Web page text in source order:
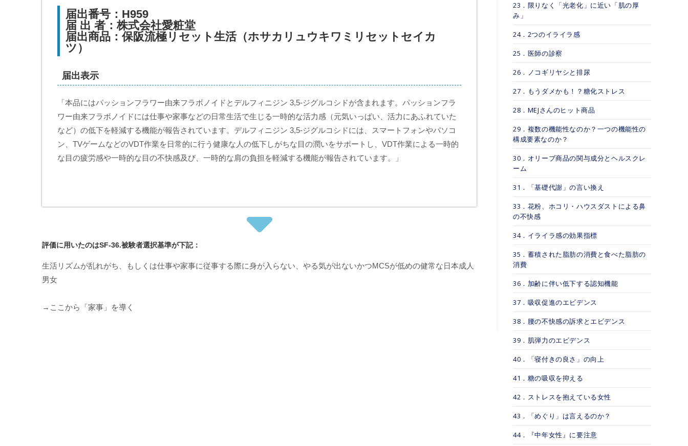
届出番号：H959
届 出 者：株式会社愛粧堂
届出商品：保阪流極リセット生活（ホサカリュウキワミリセットセイカ
ツ）
届出表示
「本品にはパッションフラワー由来フラボノイドとデルフィニジン 3,5-ジグルコシドが含まれます。パッションフラ
ワー由来フラボノイドには仕事や家事などの日常生活で生じる一時的な活力感（元気いっぱい、活力にあふれていた
など）の低下を軽減する機能が報告されています。デルフィニジン 3,5-ジグルコシドには、スマートフォンやパソコ
ン、TVゲームなどのVDT作業を日常的に行う健康な人の低下しがちな目の潤いをサポートし、VDT作業による一時的
な目の疲労感や一時的な目の不快感及び、一時的な肩の負担を軽減する機能が報告されています。」
評価に用いたのはSF-36.被験者選択基準が下記：
生活リズムが乱れがち、もしくは仕事や家事に従事する際に身が入らない、やる気が出ないかつMCSが低めの健常な日本成人
男女
→ここから「家事」を導く
23．限りなく「光老化」に近い「肌の厚
み」
24．2つのイライラ感
25．医師の診察
26．ノコギリヤシと排尿
27．もうダメかも！？糖化ストレス
28．MEJさんのヒット商品
29．複数の機能性なのか？一つの機能性の
構成要素なのか？
30．オリーブ商品の関与成分とヘルスクレ
ーム
31．「基礎代謝」の言い換え
33．花粉、ホコリ・ハウスダストによる鼻
の不快感
34．イライラ感の効果指標
35．蓄積された脂肪の消費と食べた脂肪の
消費
36．加齢に伴い低下する認知機能
37．吸収促進のエビデンス
38．腰の不快感の訴求とエビデンス
39．肌弾力のエビデンス
40．「寝付きの良さ」の向上
41．糖の吸収を抑える
42．ストレスを抱えている女性
43．「めぐり」は言えるのか？
44．『中年女性』に要注意